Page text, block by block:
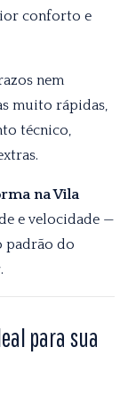
conforto e
nem
muito rápidas,
técnico,
na Vila
e velocidade —
padrão do
para sua